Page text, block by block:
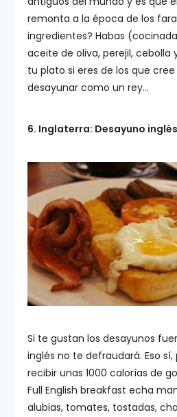
remonta a la época de los
ingredientes? Habas
aceite de oliva, perejil, cebolla
tu plato si eres de los que
desayunar como un rey…
6. Inglaterra: Desayuno
Si te gustan los desayunos
inglés no te defraudará. Eso
recibir unas 1000 calorías de
Full English breakfast echa
alubias, tomates, tostadas,